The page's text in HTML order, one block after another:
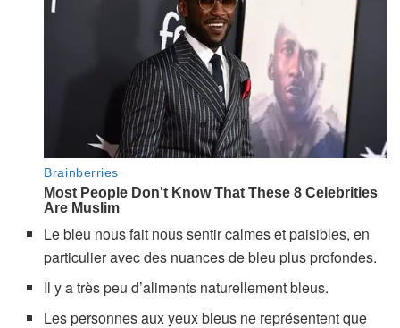
Le bleu nous fait nous sentir calmes et paisibles, en
particulier avec des nuances de bleu plus profondes.
Il y a très peu d’aliments naturellement bleus.
Les personnes aux yeux bleus ne représentent que